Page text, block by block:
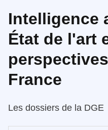
Intelligence
État de l'art
France
Les dossiers de la DGE